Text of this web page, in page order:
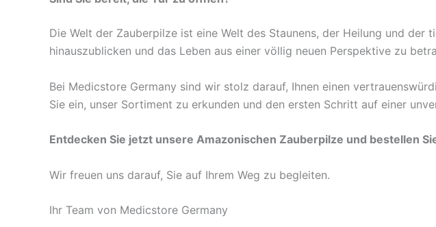
Die Welt der Zauberpilze ist eine Welt des Staunens, der Heilung und
hinauszublicken und das Leben aus einer völlig neuen Perspektive zu
Bei Medicstore Germany sind wir stolz darauf, Ihnen einen
Sie ein, unser Sortiment zu erkunden und den ersten Schritt auf einer
Entdecken Sie jetzt unsere Amazonischen Zauberpilze und bestellen
Wir freuen uns darauf, Sie auf Ihrem Weg zu begleiten.
Ihr Team von Medicstore Germany